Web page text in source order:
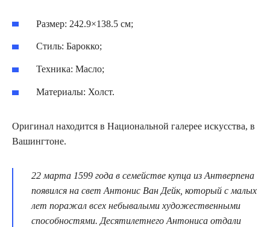
Размер: 242.9×138.5 см;
Стиль: Барокко;
Техника: Масло;
Материалы: Холст.
Оригинал находится в Национальной галерее искусства, в
Вашингтоне.
22 марта 1599 года в семействе купца из Антверпена
появился на свет Антонис Ван Дейк, который с малых
лет поражал всех небывалыми художественными
способностями. Десятилетнего Антониса отдали